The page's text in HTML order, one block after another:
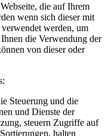
die auf Ihrem
wenn sich dieser mit
werden, um
die Verwendung der
von dieser oder
Steuerung und die
und Dienste der
steuern Zugriffe auf
halten